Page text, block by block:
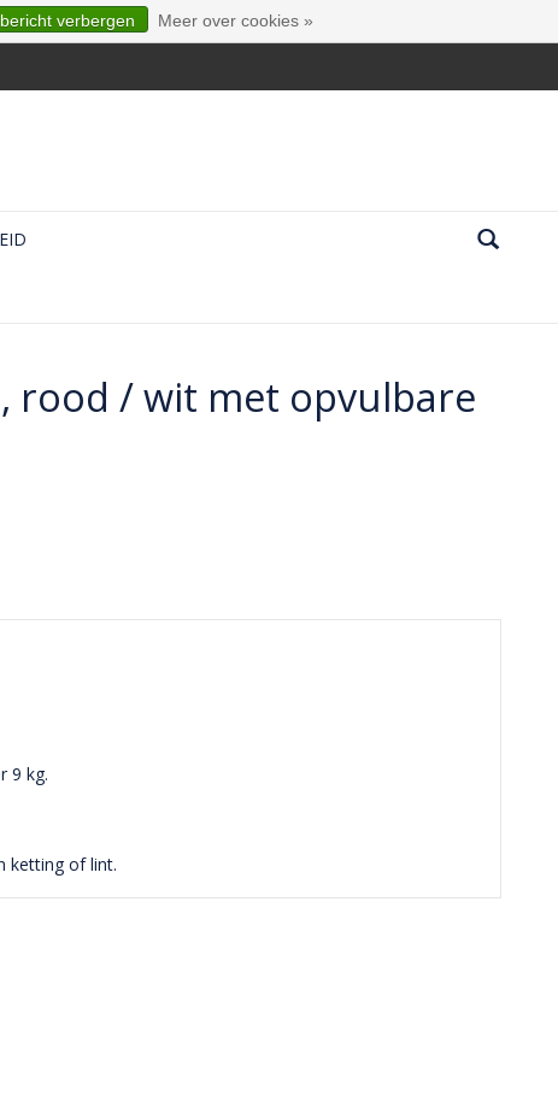
rood / wit met opvulbare
9 kg.
ketting of lint.
verbergen Meer over cookies »